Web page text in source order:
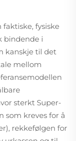
fysiske
bindende i
kanskje til det
mellom
sterkt Super-
som kreves for å
rekkefølgen for